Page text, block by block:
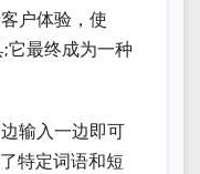
户体验，使
它最终成为一种
输入一边即可
特定词语和短